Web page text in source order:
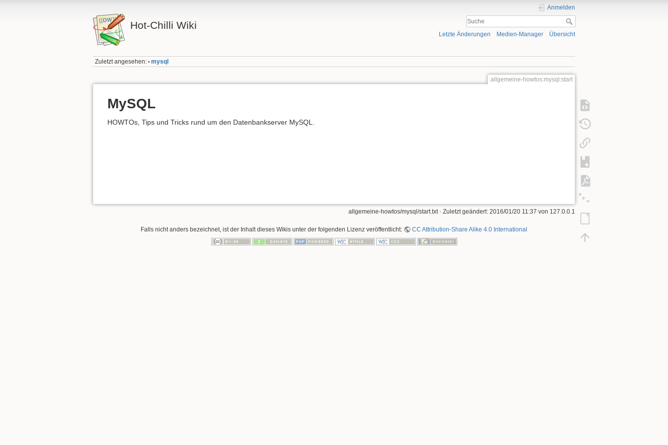
Hot-Chilli Wiki
Anmelden
Letzte Änderungen Medien-Manager Übersicht
Zuletzt angesehen: • mysql
allgemeine-howtos:mysql:start
MySQL
HOWTOs, Tips und Tricks rund um den Datenbankserver MySQL.
allgemeine-howtos/mysql/start.txt · Zuletzt geändert: 2016/01/20 11:37 von 127.0.0.1
Falls nicht anders bezeichnet, ist der Inhalt dieses Wikis unter der folgenden Lizenz veröffentlicht: CC Attribution-Share Alike 4.0 International